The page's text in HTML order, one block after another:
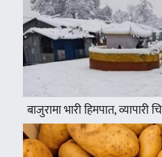
बाजुरामा भारी हिमपात, व्यापारी